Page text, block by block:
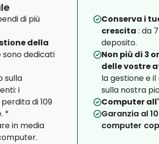
di più
della
sono dedicati
sulla
i
di 109
*
in media
Conserva i
crescita : da
deposito.
Non più di 3
delle vostre
la gestione e
sulla nostra
Computer
Garanzia al
computer